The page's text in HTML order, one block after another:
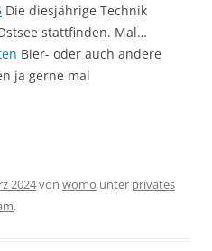
Die diesjährige Technik
stattfinden. Mal…
Bier- oder auch andere
ja gerne mal
2024von womo unter privates
.